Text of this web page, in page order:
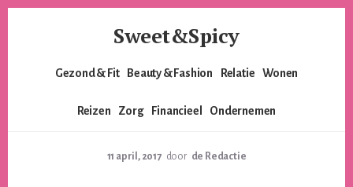
Sweet&Spicy
Gezond & Fit Beauty & Fashion Relatie Wonen
Reizen Zorg Financieel Ondernemen
11 april, 2017 door de Redactie